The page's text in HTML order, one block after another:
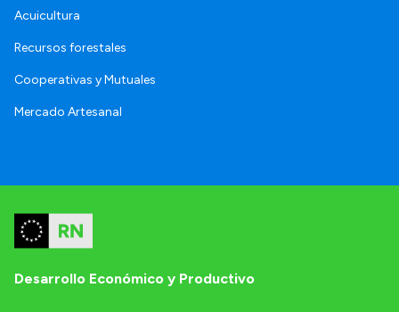
Acuicultura
Recursos forestales
Cooperativas y Mutuales
Mercado Artesanal
Desarrollo Económico y Productivo